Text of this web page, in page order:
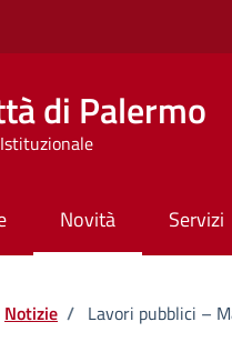
di Palermo
Novità Servizi
Notizie / Lavori pubblici –